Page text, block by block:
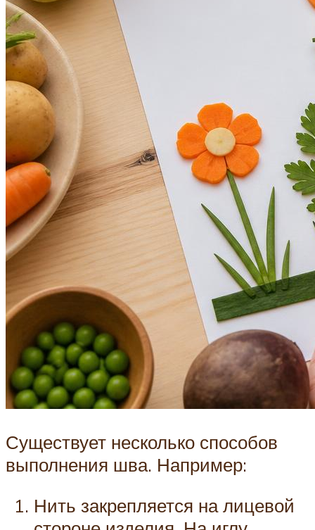
Существует несколько способов
выполнения шва. Например:
Нить закрепляется на лицевой